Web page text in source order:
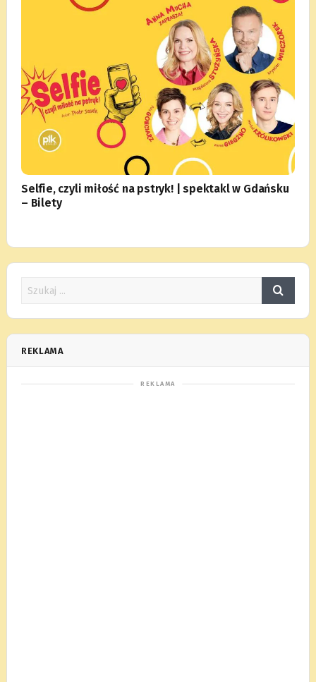
Selfie, czyli miłość na pstryk! | spektakl w Gdańsku
– Bilety
REKLAMA